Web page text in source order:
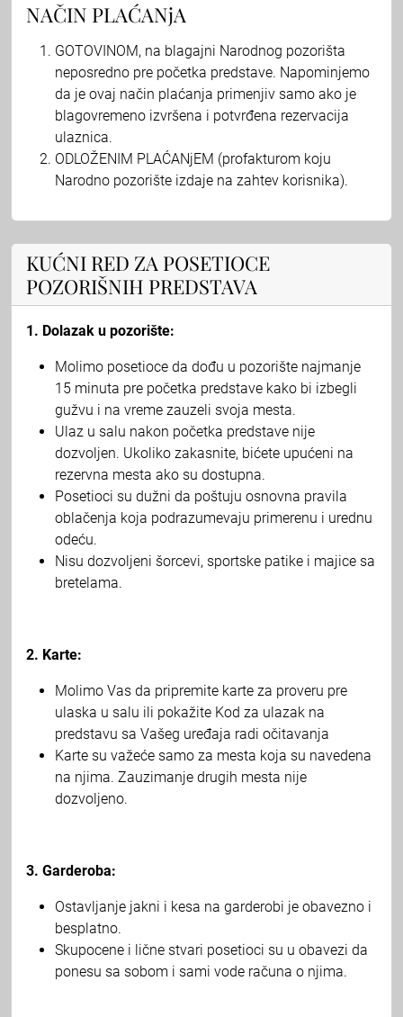
NAČIN PLAĆANjA
GOTOVINOM, na blagajni Narodnog pozorišta
neposredno pre početka predstave. Napominjemo
da je ovaj način plaćanja primenjiv samo ako je
blagovremeno izvršena i potvrđena rezervacija
ulaznica.
ODLOŽENIM PLAĆANjEM (profakturom koju
Narodno pozorište izdaje na zahtev korisnika).
KUĆNI RED ZA POSETIOCE
POZORIŠNIH PREDSTAVA
1. Dolazak u pozorište:
Molimo posetioce da dođu u pozorište najmanje
15 minuta pre početka predstave kako bi izbegli
gužvu i na vreme zauzeli svoja mesta.
Ulaz u salu nakon početka predstave nije
dozvoljen. Ukoliko zakasnite, bićete upućeni na
rezervna mesta ako su dostupna.
Posetioci su dužni da poštuju osnovna pravila
oblačenja koja podrazumevaju primerenu i urednu
odeću.
Nisu dozvoljeni šorcevi, sportske patike i majice sa
bretelama.
2. Karte:
Molimo Vas da pripremite karte za proveru pre
ulaska u salu ili pokažite Kod za ulazak na
predstavu sa Vašeg uređaja radi očitavanja
Karte su važeće samo za mesta koja su navedena
na njima. Zauzimanje drugih mesta nije
dozvoljeno.
3. Garderoba:
Ostavljanje jakni i kesa na garderobi je obavezno i
besplatno.
Skupocene i lične stvari posetioci su u obavezi da
ponesu sa sobom i sami vode računa o njima.